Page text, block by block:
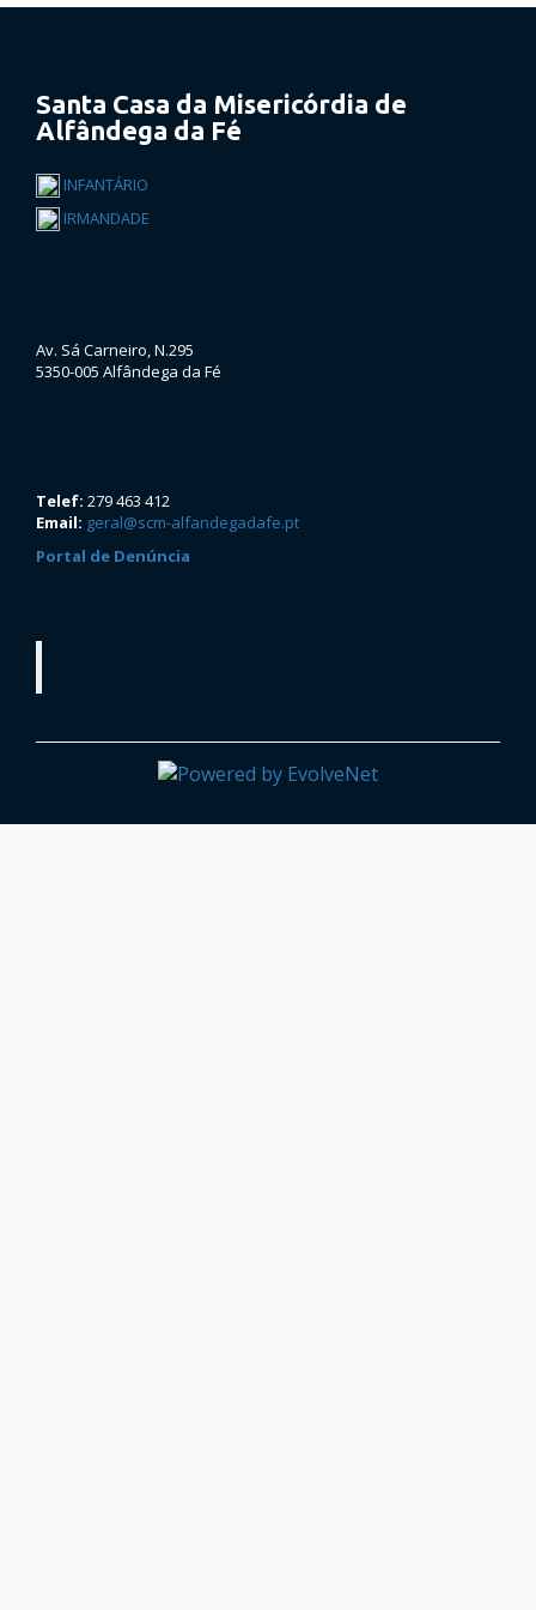
Santa Casa da Misericórdia de
Alfândega da Fé
INFANTÁRIO
IRMANDADE
Av. Sá Carneiro, N.295
5350-005 Alfândega da Fé
Telef: 279 463 412
Email: geral@scm-alfandegadafe.pt
Portal de Denúncia